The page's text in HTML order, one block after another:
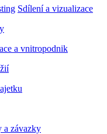
Sdílení a vizualizace
a vnitropodnik
a závazky